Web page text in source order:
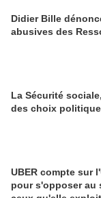
Didier Bille
abusives des
La Sécurité
des choix
UBER compte sur
pour s'opposer au